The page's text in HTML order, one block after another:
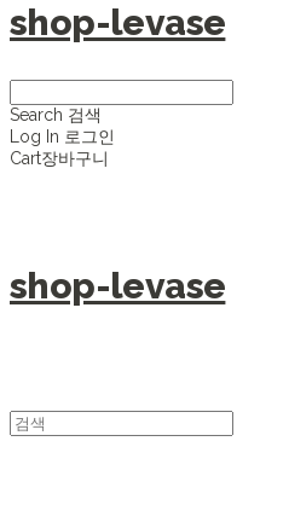
shop-levase
Search 검색
Log In 로그인
Cart장바구니
shop-levase